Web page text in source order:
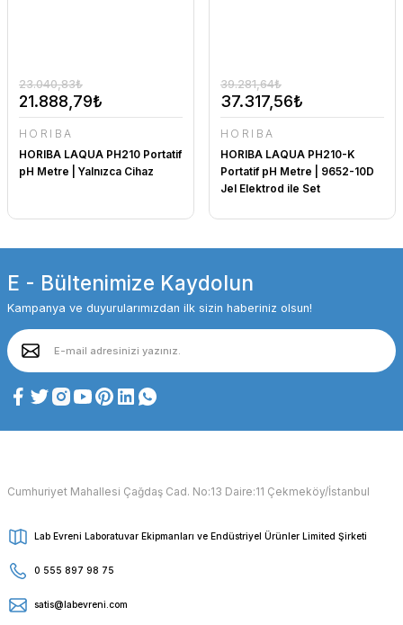
21.888,79₺
23.040,83₺
HORIBA
HORIBA LAQUA PH210 Portatif
pH Metre | Yalnızca Cihaz
37.317,56₺
39.281,64₺
HORIBA
HORIBA LAQUA PH210-K
Portatif pH Metre | 9652-10D
Jel Elektrod ile Set
E - Bültenimize Kaydolun
Kampanya ve duyurularımızdan ilk sizin haberiniz olsun!
Cumhuriyet Mahallesi Çağdaş Cad. No:13 Daire:11 Çekmeköy/İstanbul
Lab Evreni Laboratuvar Ekipmanları ve Endüstriyel Ürünler Limited Şirketi
0 555 897 98 75
satis@labevreni.com